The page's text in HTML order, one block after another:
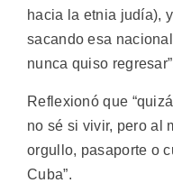
hacia la etnia judía),
sacando esa
nunca quiso
Reflexionó que
no sé si vivir, pero al
orgullo, pasaporte o
Cuba”.